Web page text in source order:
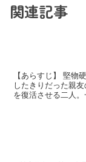
関連記事
【あらすじ】 堅物
したきりだった親
を復活させる二人
けたり、風邪の時